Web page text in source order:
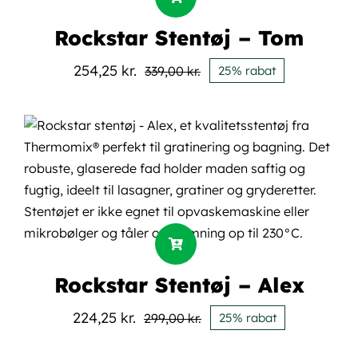
Rockstar Stentøj – Tom
339,00kr.
Den
pris
var:
339,00 kr..
254,25 kr.
Den
pris
er:
254,25 kr..
25% rabat
Rockstar Stentøj – Alex
299,00kr.
Den
224,25 kr.
Den
25% rabat